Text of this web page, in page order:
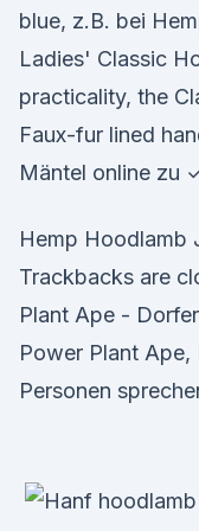
blue, z.B. bei
Ladies' Classic
practicality, the
Faux-fur lined
Mäntel online zu
Hemp Hoodlamb
Trackbacks are
Plant Ape -
Power Plant Ape,
Personen